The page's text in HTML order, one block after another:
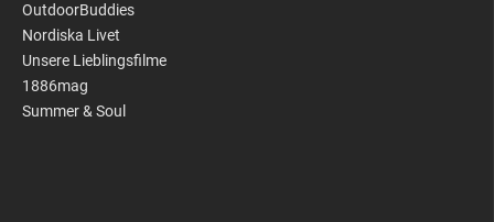
OutdoorBuddies
Nordiska Livet
Unsere Lieblingsfilme
1886mag
Summer & Soul